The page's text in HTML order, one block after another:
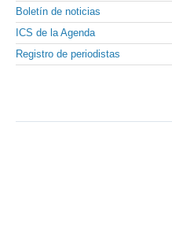
Boletín de noticias
ICS de la Agenda
Registro de periodistas